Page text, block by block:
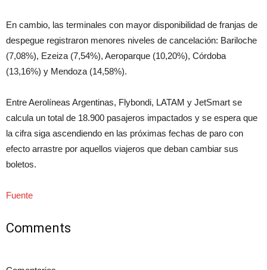
En cambio, las terminales con mayor disponibilidad de franjas de
despegue registraron menores niveles de cancelación: Bariloche
(7,08%), Ezeiza (7,54%), Aeroparque (10,20%), Córdoba
(13,16%) y Mendoza (14,58%).
Entre Aerolíneas Argentinas, Flybondi, LATAM y JetSmart se
calcula un total de 18.900 pasajeros impactados y se espera que
la cifra siga ascendiendo en las próximas fechas de paro con
efecto arrastre por aquellos viajeros que deban cambiar sus
boletos.
Fuente
Comments